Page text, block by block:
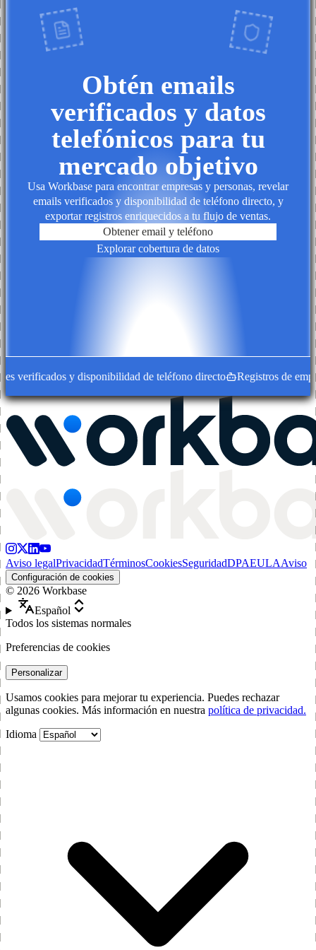
Obtén emails
verificados y datos
telefónicos para tu
mercado objetivo
Usa Workbase para encontrar empresas y personas, revelar
emails verificados y disponibilidad de teléfono directo, y
exportar registros enriquecidos a tu flujo de ventas.
Obtener email y teléfono
Explorar cobertura de datos
verificados y disponibilidad de teléfono directo Registros de
Aviso legalPrivacidadTérminosCookiesSeguridadDPAEULAAviso
Configuración de cookies
© 2026 Workbase
Español
Todos los sistemas normales
Preferencias de cookies
Personalizar
Usamos cookies para mejorar tu experiencia. Puedes rechazar
algunas cookies. Más información en nuestra política de privacidad.
Idioma